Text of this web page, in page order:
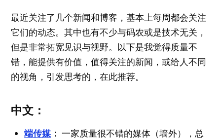
最近关注了几个新闻和博客，基本上每周都会关注
它们的动态。其中也有不少与码农或是技术无关，
但是非常拓宽见识与视野。以下是我觉得质量不
错，能提供有价值，值得关注的新闻，或给人不同
的视角，引发思考的，在此推荐。
中文：
端传媒 ： 一家质量很不错的媒体（墙外），总